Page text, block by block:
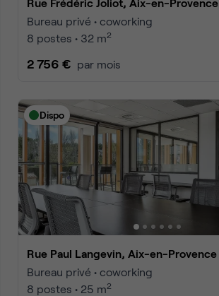
Bureau privé • coworking
8 postes • 32 m2
2 756 € par mois
Dispo
Rue Paul Langevin, Aix-en-Provence
Bureau privé • coworking
8 postes • 25 m2